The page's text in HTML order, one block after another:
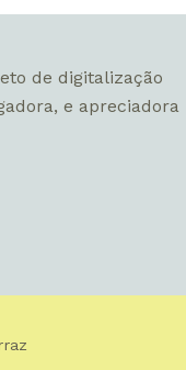
de digitalização
e apreciadora